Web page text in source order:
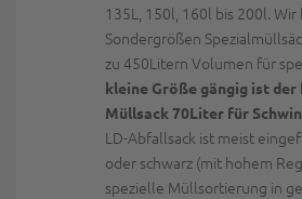
135L, 150l, 160l bis 200l.
Sondergrößen
zu 450Litern Volumen für
kleine Größe gängig ist der
Müllsack 70Liter für
LD-Abfallsack ist meist
oder schwarz (mit hohem
spezielle Müllsortierung in